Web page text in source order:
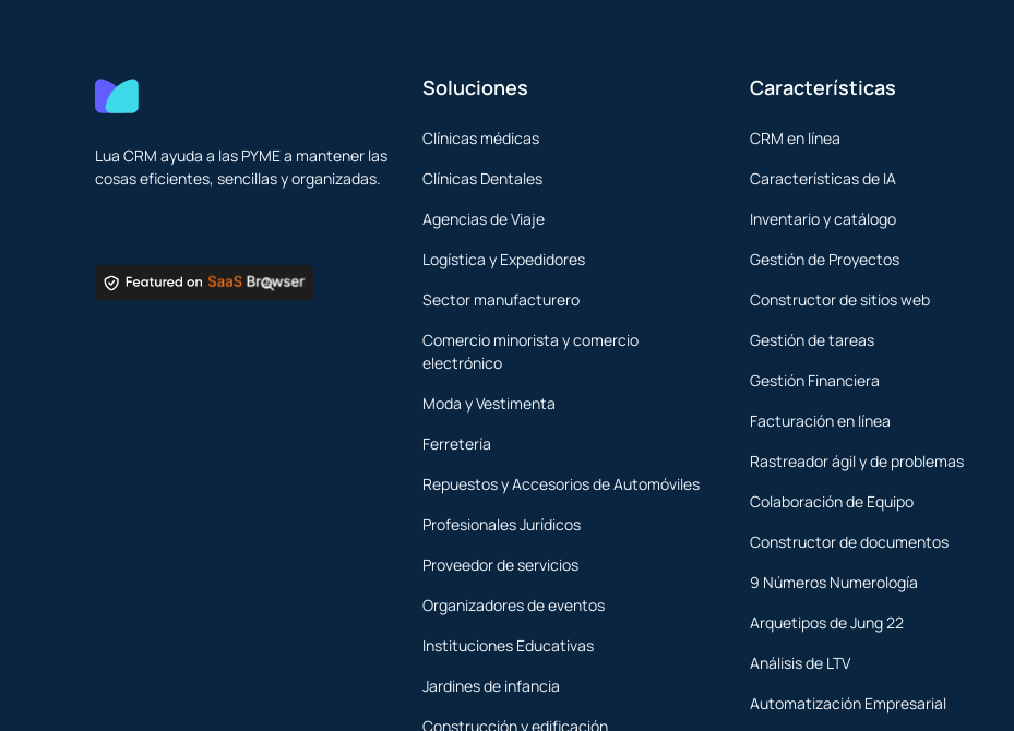
Lua CRM ayuda a las PYME a mantener las
cosas eficientes, sencillas y organizadas.
Soluciones
Clínicas médicas
Clínicas Dentales
Agencias de Viaje
Logística y Expedidores
Sector manufacturero
Comercio minorista y comercio
electrónico
Moda y Vestimenta
Ferretería
Repuestos y Accesorios de Automóviles
Profesionales Jurídicos
Proveedor de servicios
Organizadores de eventos
Instituciones Educativas
Jardines de infancia
Construcción y edificación
Características
CRM en línea
Características de IA
Inventario y catálogo
Gestión de Proyectos
Constructor de sitios web
Gestión de tareas
Gestión Financiera
Facturación en línea
Rastreador ágil y de problemas
Colaboración de Equipo
Constructor de documentos
9 Números Numerología
Arquetipos de Jung 22
Análisis de LTV
Automatización Empresarial